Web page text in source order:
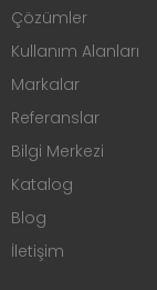
Çözümler
Kullanım Alanları
Markalar
Referanslar
Bilgi Merkezi
Katalog
Blog
İletişim